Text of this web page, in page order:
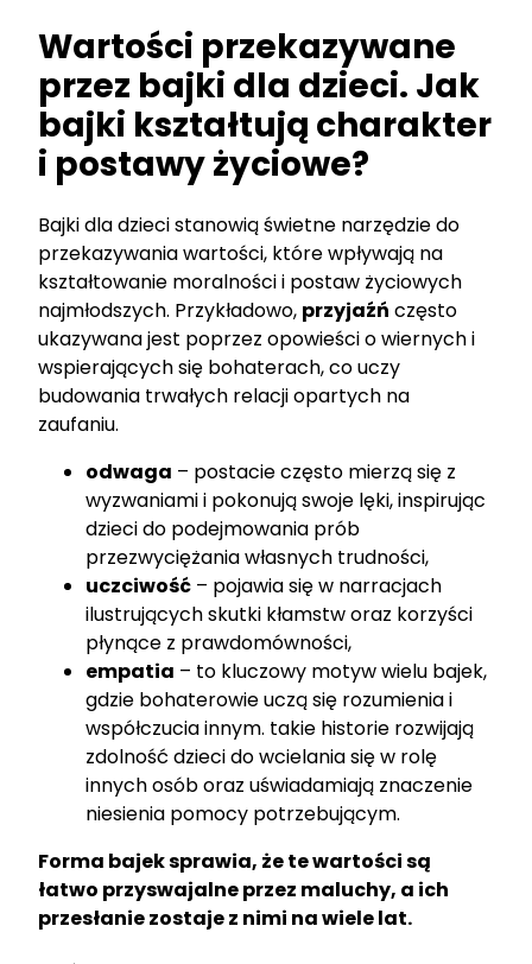
Wartości przekazywane
przez bajki dla dzieci. Jak
bajki kształtują charakter
i postawy życiowe?
Bajki dla dzieci stanowią świetne narzędzie do
przekazywania wartości, które wpływają na
kształtowanie moralności i postaw życiowych
najmłodszych. Przykładowo, przyjaźń często
ukazywana jest poprzez opowieści o wiernych i
wspierających się bohaterach, co uczy
budowania trwałych relacji opartych na
zaufaniu.
odwaga – postacie często mierzą się z
wyzwaniami i pokonują swoje lęki, inspirując
dzieci do podejmowania prób
przezwyciężania własnych trudności,
uczciwość – pojawia się w narracjach
ilustrujących skutki kłamstw oraz korzyści
płynące z prawdomówności,
empatia – to kluczowy motyw wielu bajek,
gdzie bohaterowie uczą się rozumienia i
współczucia innym. takie historie rozwijają
zdolność dzieci do wcielania się w rolę
innych osób oraz uświadamiają znaczenie
niesienia pomocy potrzebującym.
Forma bajek sprawia, że te wartości są
łatwo przyswajalne przez maluchy, a ich
przesłanie zostaje z nimi na wiele lat.